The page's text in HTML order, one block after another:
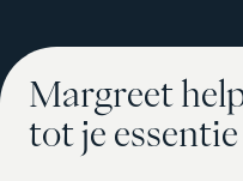
Margreet
tot je